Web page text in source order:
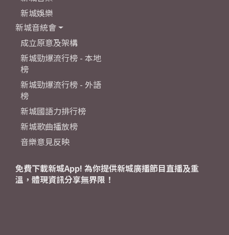
新城娛樂
新城音統會
成立原意及架構
新城勁爆流行榜 - 本地
榜
新城勁爆流行榜 - 外語
榜
新城國語力排行榜
新城歌曲播放榜
音樂意見反映
免費下載新城App! 為你提供新城廣播節目直播及重
溫，體現資訊分享無界限！